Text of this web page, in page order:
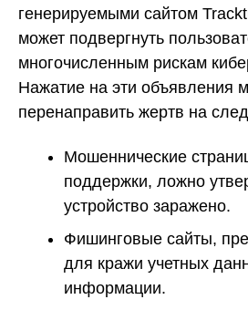
генерируемыми сайтом
может подвергнуть
многочисленным рискам
Нажатие на эти объявления
перенаправить жертв на
Мошеннические
поддержки, ложно
устройство заражено.
Фишинговые сайты,
для кражи учетных
информации.